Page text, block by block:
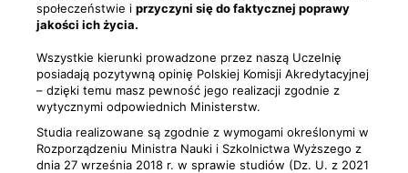
społeczeństwie iprzyczyni się do faktycznej poprawy
jakości ich życia.
Wszystkie kierunki prowadzone przez naszą Uczelnię
posiadają pozytywną opinię Polskiej Komisji Akredytacyjnej
– dzięki temu masz pewność jego realizacji zgodnie z
wytycznymi odpowiednich Ministerstw.
Studia realizowane są zgodnie z wymogami określonymi w
Rozporządzeniu Ministra Nauki i Szkolnictwa Wyższego z
dnia 27 września 2018 r. w sprawie studiów (Dz. U. z 2021